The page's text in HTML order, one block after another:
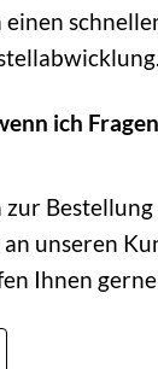
ich
zur
unseren
Ihnen